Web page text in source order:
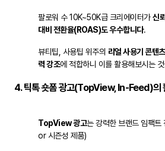
팔로워 수 10K~50K급 크리에이터가신
대비 전환율(ROAS)도 우수합니다.
뷰티팁, 사용팁 위주의 리얼 사용기 콘텐츠
력 강조에 적합하니 이를 활용해보시는
4.틱톡 숏폼 광고(TopView, In-Feed)의
TopView 광고는 강력한 브랜드 임팩트
or 시즌성 제품)